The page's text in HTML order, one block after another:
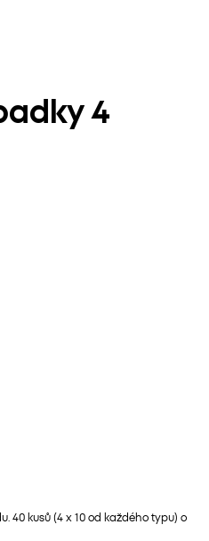
4
40 kusů (4 x 10 od každého typu) o